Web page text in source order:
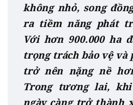
không nhỏ, song
ra tiềm năng phát
Với hơn 900.000 ha
trọng trách bảo vệ
trở nên nặng nề
Trong tương lai,